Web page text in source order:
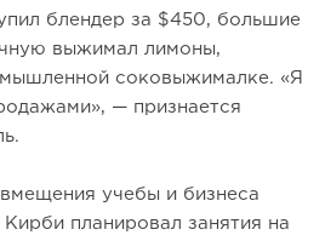
блендер за $450, большие
выжимал лимоны,
соковыжималке. «Я
— признается
учебы и бизнеса
Кирби планировал занятия на